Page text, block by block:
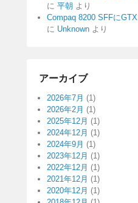
に 平朝 より
Compaq 8200 SFFに
に Unknown より
アーカイブ
2026年7月 (1)
2026年2月 (1)
2025年12月 (1)
2024年12月 (1)
2024年9月 (1)
2023年12月 (1)
2022年12月 (1)
2021年12月 (1)
2020年12月 (1)